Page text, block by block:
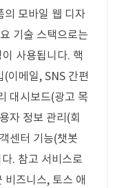
의 모바일 웹 디자
기술 스택으로는
사용됩니다. 핵
이메일, SNS 간편
대시보드(광고 목
자 정보 관리(회
센터 기능(챗봇
. 참고 서비스로
비즈니스, 토스 애